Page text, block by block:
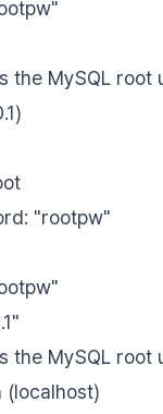
the MySQL root
"rootpw"
the MySQL root
(localhost)